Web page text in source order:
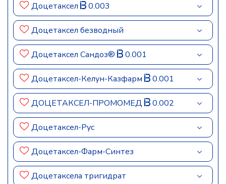
Доцетаксел 0.003
Доцетаксел безводный
Доцетаксел Сандоз® 0.001
Доцетаксел-Келун-Казфарм 0.001
ДОЦЕТАКСЕЛ-ПРОМОМЕД 0.002
Доцетаксел-Рус
Доцетаксел-Фарм-Синтез
Доцетаксела тригидрат